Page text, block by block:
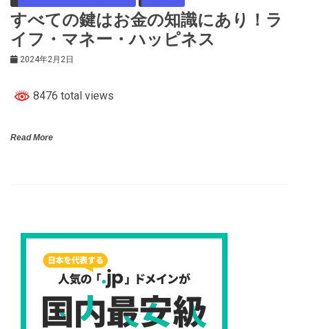
すべての鍵はお金の知識にあり！ラ
イフ・マネー・ハッピネス
2024年2月2日
8476 total views
Read More